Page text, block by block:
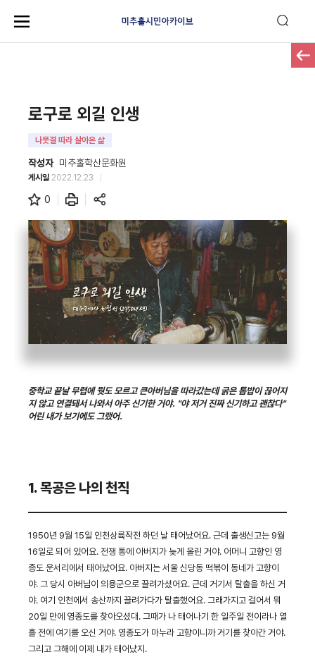
로구로 외길 인생
나뭇결 따라 살아온 삶
작성자 미추홀학산문화원
게시일 2022.12.23
0
중학교 끝날 무렵에 뭣도 모르고 큰아버님을 따라갔는데 굵은 톱밥이 끊어지
지 않고 연결돼서 나와서 아주 신기한 거야. "야 저거 진짜 신기하고 괜찮다"
어린 내가 보기에도 그랬어.
1. 목공은 나의 천직
1950년 9월 15일 인천상륙작전 하던 날 태어났어요. 근데 출생신고는 9월
16일로 되어 있어요. 전쟁 통에 아버지가 늦게 올린 거야. 어머니 고향인 영
종도 운서리에서 태어났어요. 아버지는 서울 신당동 떡볶이 동네가 고향이
야. 그 당시 아버님이 의용군으로 끌려가셨어요. 근데 거기서 탈출을 하신 거
야. 여기 인천에서 송산까지 끌려가다가 탈출했어요. 그래가지고 걸어서 뭐
20일 만에 영종도를 찾아오셨대. 그때가 나 태어나기 한 일주일 전이라나 열
흘 전에 여기를 오신 거야. 영종도가 마누라 고향이니까 거기를 찾아간 거야.
그리고 그해에 이제 내가 태어났지.